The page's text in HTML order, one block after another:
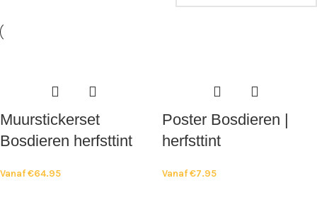
Muurstickerset
Bosdieren herfsttint
Vanaf€64.95
Poster Bosdieren |
herfsttint
Vanaf€7.95